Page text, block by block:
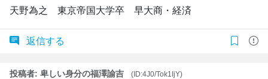
天野為之 東京帝国大学卒 早大商・経済
返信する
投稿者: 卑しい身分の福澤諭吉
(ID:4J0/Tok1IjY)